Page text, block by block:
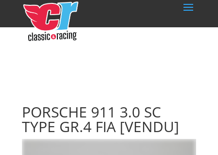
PORSCHE 911 3.0 SC
TYPE GR.4 FIA [VENDU]